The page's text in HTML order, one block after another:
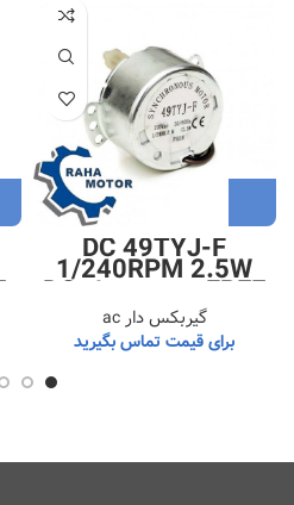
DC 49TYJ-F
1/240RPM 2.5W
FREE بدون مبدل DC
به AC
گیربکس دار ac
برای قیمت تماس بگیرید